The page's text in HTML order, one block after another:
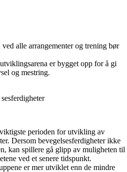
ved alle arrangementer og trening bør
er bygget opp for å gi
og mestring.
perioden for utvikling av
Dersom bevegelsesferdigheter ikke
kan spillere gå glipp av muligheten til
ved et senere tidspunkt.
er mer utviklet enn de mindre